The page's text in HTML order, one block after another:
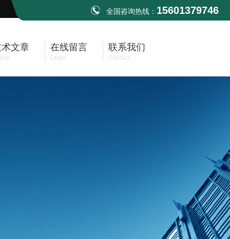
全国咨询热线： 15601379746
文章 在线留言
Order
联系我们
Contact